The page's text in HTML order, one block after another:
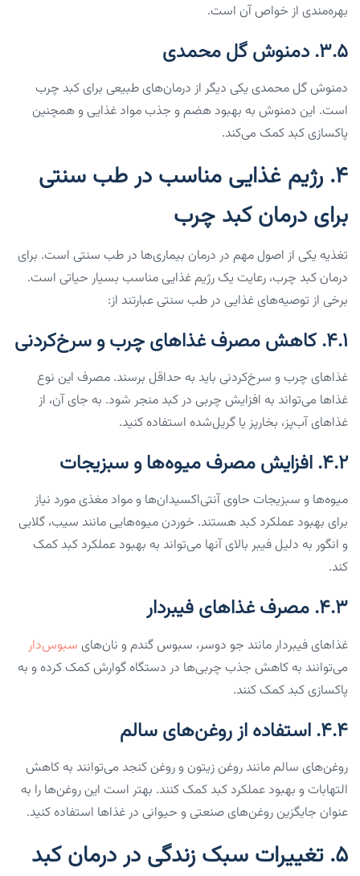
بهره‌مندی از خواص آن است.
۳.۵. دمنوش گل محمدی
دمنوش گل محمدی یکی دیگر از درمان‌های طبیعی برای کبد چرب
است. این دمنوش به بهبود هضم و جذب مواد غذایی و همچنین
پاکسازی کبد کمک می‌کند.
۴. رژیم غذایی مناسب در طب سنتی
برای درمان کبد چرب
تغذیه یکی از اصول مهم در درمان بیماری‌ها در طب سنتی است. برای
درمان کبد چرب، رعایت یک رژیم غذایی مناسب بسیار حیاتی است.
برخی از توصیه‌های غذایی در طب سنتی عبارتند از:
۴.۱. کاهش مصرف غذاهای چرب و سرخ‌کردنی
غذاهای چرب و سرخ‌کردنی باید به حداقل برسند. مصرف این نوع
غذاها می‌تواند به افزایش چربی در کبد منجر شود. به جای آن، از
غذاهای آب‌پز، بخارپز یا گریل‌شده استفاده کنید.
۴.۲. افزایش مصرف میوه‌ها و سبزیجات
میوه‌ها و سبزیجات حاوی آنتی‌اکسیدان‌ها و مواد مغذی مورد نیاز
برای بهبود عملکرد کبد هستند. خوردن میوه‌هایی مانند سیب، گلابی
و انگور به دلیل فیبر بالای آنها می‌تواند به بهبود عملکرد کبد کمک
کند.
۴.۳. مصرف غذاهای فیبردار
غذاهای فیبردار مانند جو دوسر، سبوس گندم و نان‌های سبوس‌دار
می‌توانند به کاهش جذب چربی‌ها در دستگاه گوارش کمک کرده و به
پاکسازی کبد کمک کنند.
۴.۴. استفاده از روغن‌های سالم
روغن‌های سالم مانند روغن زیتون و روغن کنجد می‌توانند به کاهش
التهابات و بهبود عملکرد کبد کمک کنند. بهتر است این روغن‌ها را به
عنوان جایگزین روغن‌های صنعتی و حیوانی در غذاها استفاده کنید.
۵. تغییرات سبک زندگی در درمان کبد